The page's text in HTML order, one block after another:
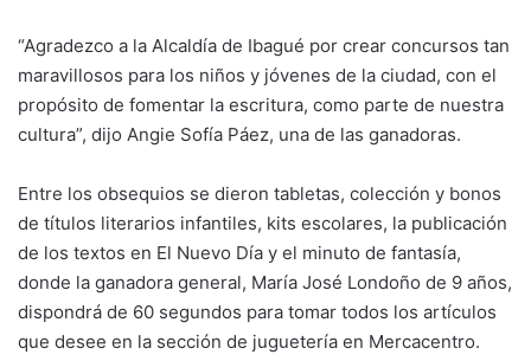
“Agradezco a la Alcaldía de Ibagué por crear concursos tan
maravillosos para los niños y jóvenes de la ciudad, con el
propósito de fomentar la escritura, como parte de nuestra
cultura”, dijo Angie Sofía Páez, una de las ganadoras.
Entre los obsequios se dieron tabletas, colección y bonos
de títulos literarios infantiles, kits escolares, la publicación
de los textos en El Nuevo Día y el minuto de fantasía,
donde la ganadora general, María José Londoño de 9 años,
dispondrá de 60 segundos para tomar todos los artículos
que desee en la sección de juguetería en Mercacentro.